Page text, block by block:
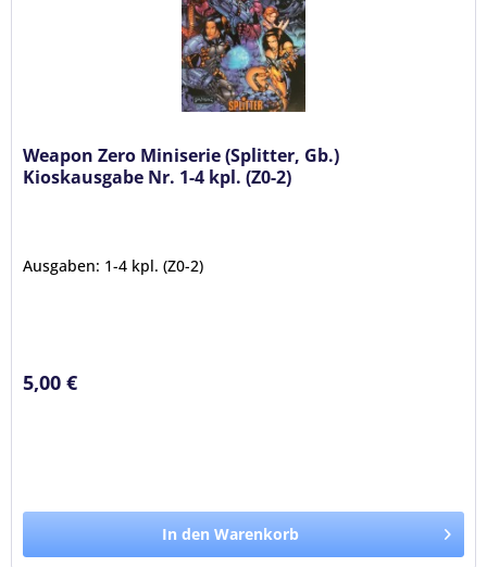
Weapon Zero Miniserie (Splitter, Gb.)
Kioskausgabe Nr. 1-4 kpl. (Z0-2)
Ausgaben: 1-4 kpl. (Z0-2)
5,00 €
In den Warenkorb